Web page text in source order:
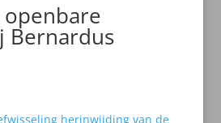
Bernardus